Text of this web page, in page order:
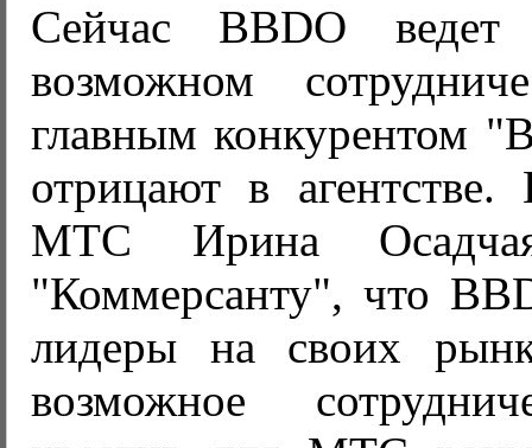
Сейчас BBDO ведет
возможном
главным конкурентом
отрицают в агентстве.
МТС Ирина Осадчая
"Коммерсанту", что
лидеры на своих
возможное